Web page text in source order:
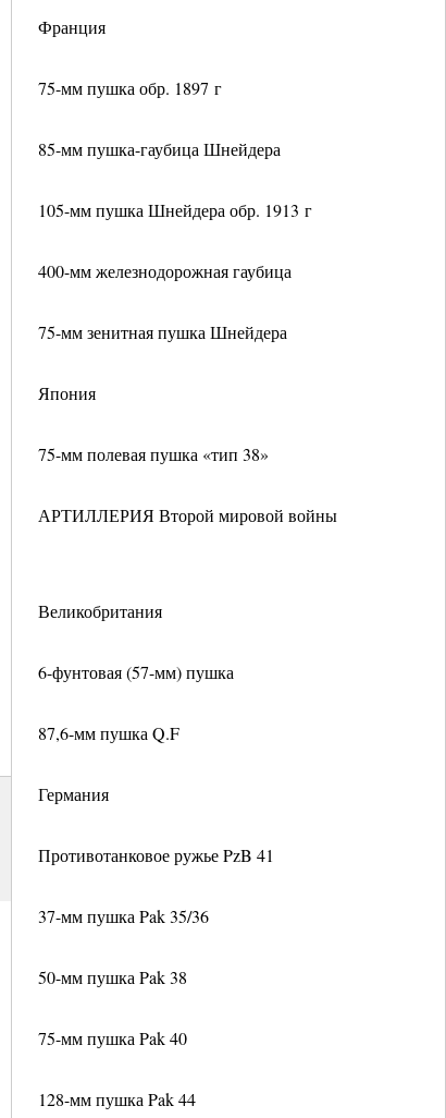
Франция
75-мм пушка обр. 1897 г
85-мм пушка-гаубица Шнейдера
105-мм пушка Шнейдера обр. 1913 г
400-мм железнодорожная гаубица
75-мм зенитная пушка Шнейдера
Япония
75-мм полевая пушка «тип 38»
АРТИЛЛЕРИЯ Второй мировой войны
Великобритания
6-фунтовая (57-мм) пушка
87,6-мм пушка Q.F
Германия
Противотанковое ружье PzB 41
37-мм пушка Pak 35/36
50-мм пушка Pak 38
75-мм пушка Pak 40
128-мм пушка Pak 44